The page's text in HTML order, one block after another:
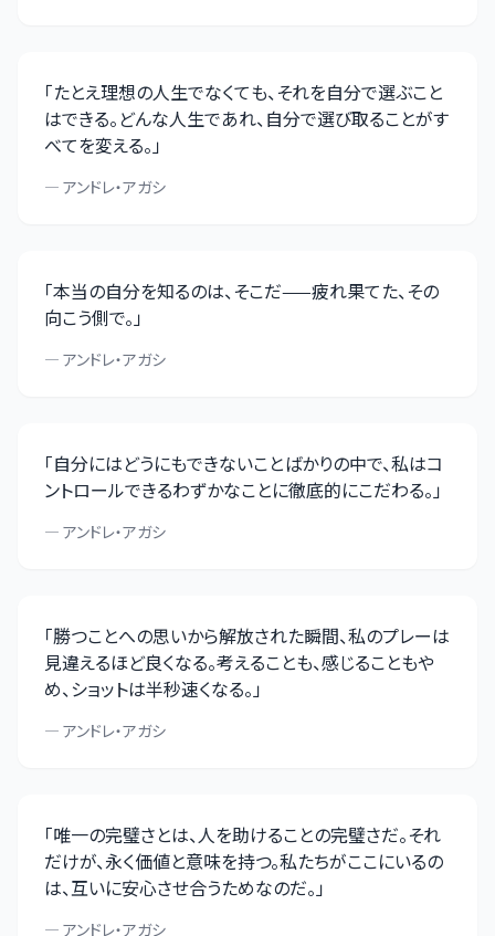
「たとえ理想の人生でなくても、それを自分で選ぶこと
はできる。どんな人生であれ、自分で選び取ることがす
べてを変える。」
— アンドレ・アガシ
「本当の自分を知るのは、そこだ——疲れ果てた、その
向こう側で。」
— アンドレ・アガシ
「自分にはどうにもできないことばかりの中で、私はコ
ントロールできるわずかなことに徹底的にこだわる。」
— アンドレ・アガシ
「勝つことへの思いから解放された瞬間、私のプレーは
見違えるほど良くなる。考えることも、感じることもや
め、ショットは半秒速くなる。」
— アンドレ・アガシ
「唯一の完璧さとは、人を助けることの完璧さだ。それ
だけが、永く価値と意味を持つ。私たちがここにいるの
は、互いに安心させ合うためなのだ。」
— アンドレ・アガシ